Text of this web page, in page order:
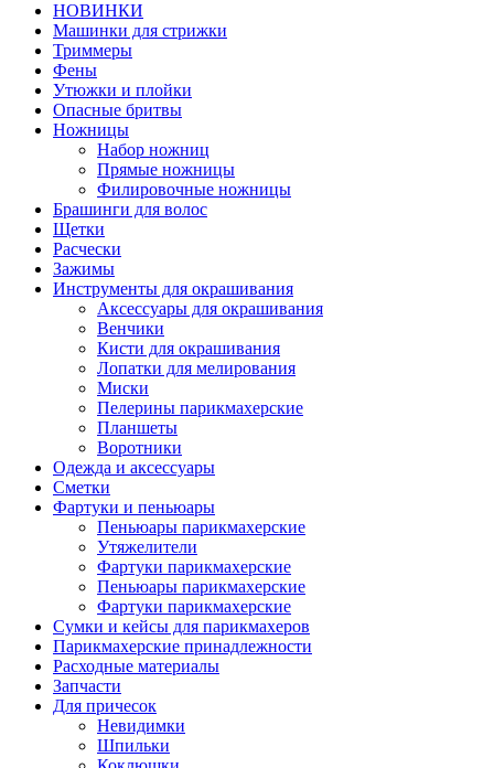
НОВИНКИ
Машинки для стрижки
Триммеры
Фены
Утюжки и плойки
Опасные бритвы
Ножницы
Набор ножниц
Прямые ножницы
Филировочные ножницы
Брашинги для волос
Щетки
Расчески
Зажимы
Инструменты для окрашивания
Аксессуары для окрашивания
Венчики
Кисти для окрашивания
Лопатки для мелирования
Миски
Пелерины парикмахерские
Планшеты
Воротники
Одежда и аксессуары
Сметки
Фартуки и пеньюары
Пеньюары парикмахерские
Утяжелители
Фартуки парикмахерские
Пеньюары парикмахерские
Фартуки парикмахерские
Сумки и кейсы для парикмахеров
Парикмахерские принадлежности
Расходные материалы
Запчасти
Для причесок
Невидимки
Шпильки